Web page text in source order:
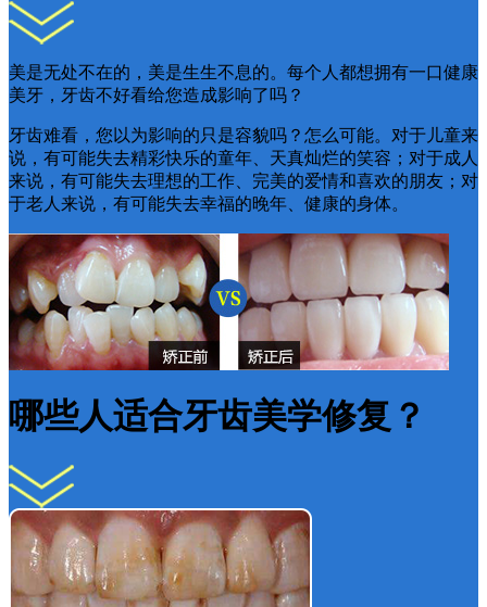
美是无处不在的，美是生生不息的。每个人都想拥有一口健康
美牙，牙齿不好看给您造成影响了吗？
牙齿难看，您以为影响的只是容貌吗？怎么可能。对于儿童来
说，有可能失去精彩快乐的童年、天真灿烂的笑容；对于成人
来说，有可能失去理想的工作、完美的爱情和喜欢的朋友；对
于老人来说，有可能失去幸福的晚年、健康的身体。
哪些人适合牙齿美学修复？